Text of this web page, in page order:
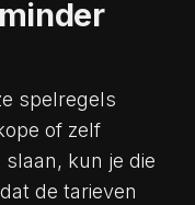
spelregels
of zelf
kun je die
de tarieven